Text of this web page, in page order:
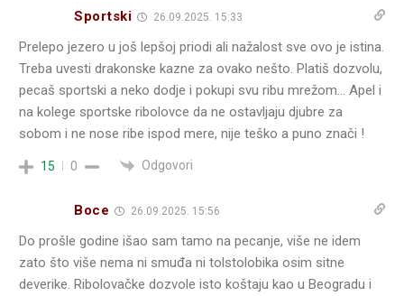
Sportski 26.09.2025. 15:33
Prelepo jezero u još lepšoj priodi ali nažalost sve ovo je istina.
Treba uvesti drakonske kazne za ovako nešto. Platiš dozvolu,
pecaš sportski a neko dodje i pokupi svu ribu mrežom… Apel i
na kolege sportske ribolovce da ne ostavljaju djubre za
sobom i ne nose ribe ispod mere, nije teško a puno znači !
15 0 Odgovori
Boce 26.09.2025. 15:56
Do prošle godine išao sam tamo na pecanje, više ne idem
zato što više nema ni smuđa ni tolstolobika osim sitne
deverike. Ribolovačke dozvole isto koštaju kao u Beogradu i